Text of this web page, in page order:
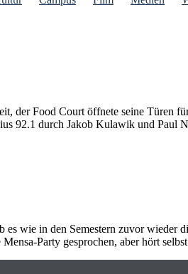
der Food Court öffnete seine Türen
92.1 durch Jakob Kulawik und Paul
es wie in den Semestern zuvor wieder
Party gesprochen, aber hört